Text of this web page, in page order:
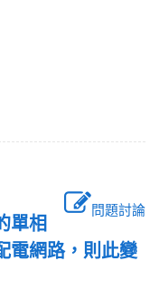
問題討論
單相
電網路，則此變